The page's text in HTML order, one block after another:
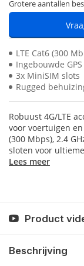
Grotere aantallen
LTE Cat6 (300
Ingebouwde GPS
3x MiniSIM slots
Rugged
Robuust 4G/LTE
voor voertuigen
(300 Mbps), 2.4
sloten voor
Lees meer
Product
Beschrijving